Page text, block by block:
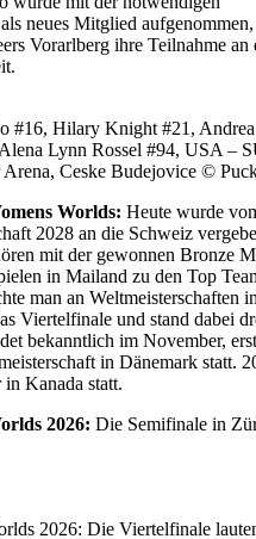
neues Mitglied
Vorarlberg ihre Teilnahme an
#16, Hilary Knight #21,
Lynn Rossel #94, USA –
Ceske Budejovice ©
Worlds: Heute wurde
2028 an die Schweiz
mit der gewonnen Bronze
in Mailand zu den Top
man an Weltmeisterschaften
Viertelfinale und stand dabei
bekanntlich im November,
in Dänemark statt.
Kanada statt.
2026: Die Semifinale in
2026: Die Viertelfinale